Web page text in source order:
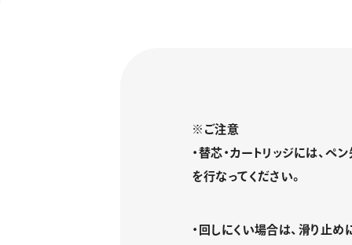
※ご注意
・替芯・カートリッジには、
を行なってください。
・回しにくい場合は、滑り止